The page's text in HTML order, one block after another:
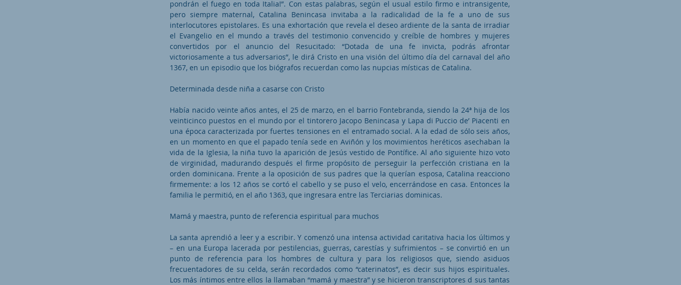
pondrán el fuego en toda Italia!”. Con estas palabras, según el usual estilo firmo e intransigente,
pero siempre maternal, Catalina Benincasa invitaba a la radicalidad de la fe a uno de sus
interlocutores epistolares. Es una exhortación que revela el deseo ardiente de la santa de irradiar
el Evangelio en el mundo a través del testimonio convencido y creíble de hombres y mujeres
convertidos por el anuncio del Resucitado: “Dotada de una fe invicta, podrás afrontar
victoriosamente a tus adversarios”, le dirá Cristo en una visión del último día del carnaval del año
1367, en un episodio que los biógrafos recuerdan como las nupcias místicas de Catalina.
Determinada desde niña a casarse con Cristo
Había nacido veinte años antes, el 25 de marzo, en el barrio Fontebranda, siendo la 24ª hija de los
veinticinco puestos en el mundo por el tintorero Jacopo Benincasa y Lapa di Puccio de’ Piacenti en
una época caracterizada por fuertes tensiones en el entramado social. A la edad de sólo seis años,
en un momento en que el papado tenía sede en Aviñón y los movimientos heréticos asechaban la
vida de la Iglesia, la niña tuvo la aparición de Jesús vestido de Pontífice. Al año siguiente hizo voto
de virginidad, madurando después el firme propósito de perseguir la perfección cristiana en la
orden dominicana. Frente a la oposición de sus padres que la querían esposa, Catalina reacciono
firmemente: a los 12 años se cortó el cabello y se puso el velo, encerrándose en casa. Entonces la
familia le permitió, en el año 1363, que ingresara entre las Terciarias dominicas.
Mamá y maestra, punto de referencia espiritual para muchos
La santa aprendió a leer y a escribir. Y comenzó una intensa actividad caritativa hacia los últimos y
– en una Europa lacerada por pestilencias, guerras, carestías y sufrimientos – se convirtió en un
punto de referencia para los hombres de cultura y para los religiosos que, siendo asiduos
frecuentadores de su celda, serán recordados como “caterinatos”, es decir sus hijos espirituales.
Los más íntimos entre ellos la llamaban “mamá y maestra” y se hicieron transcriptores d sus tantas